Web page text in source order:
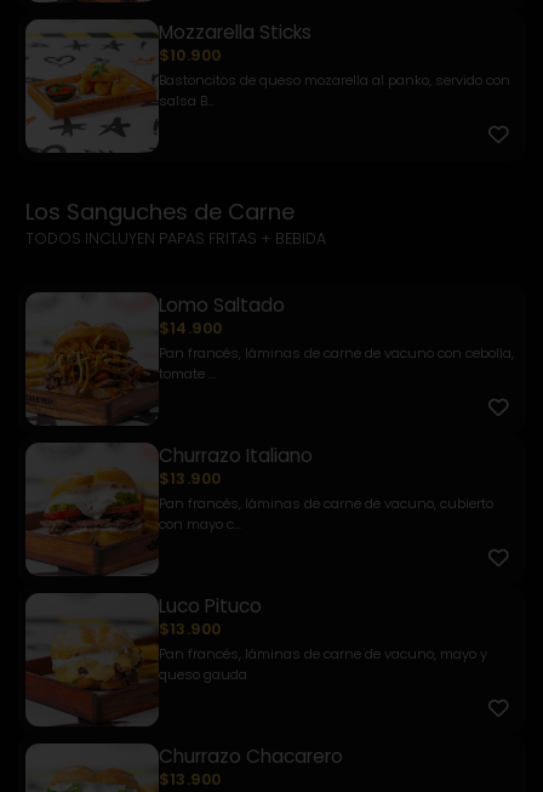
Mozzarella Sticks
$10.900
Bastoncitos de queso mozarella al panko, servido con
salsa B...
Los Sanguches de Carne
TODOS INCLUYEN PAPAS FRITAS + BEBIDA
Lomo Saltado
$14.900
Pan francés, láminas de carne de vacuno con cebolla,
tomate ...
Churrazo Italiano
$13.900
Pan francés, láminas de carne de vacuno, cubierto
con mayo c...
Luco Pituco
$13.900
Pan francés, láminas de carne de vacuno, mayo y
queso gauda
Churrazo Chacarero
$13.900